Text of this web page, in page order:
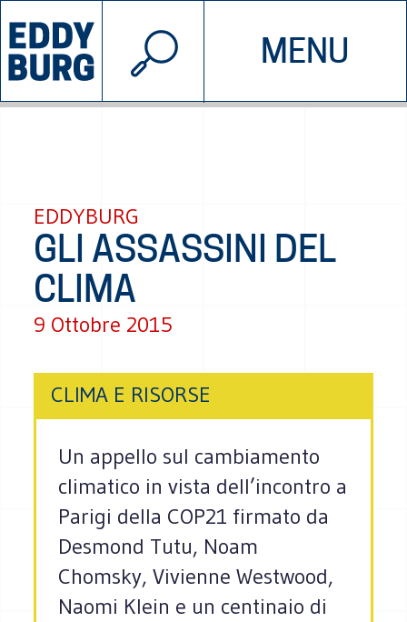
MENU
INIZIATIVE CHI SIAMO
© 2026 EDDYBURG
EDDYBURG
GLI ASSASSINI DEL
CLIMA
9 Ottobre 2015
CLIMA E RISORSE
Un appello sul cambiamento
climatico in vista dell’incontro a
Parigi della COP21 firmato da
Desmond Tutu, Noam
Chomsky, Vivienne Westwood,
Naomi Klein e un centinaio di